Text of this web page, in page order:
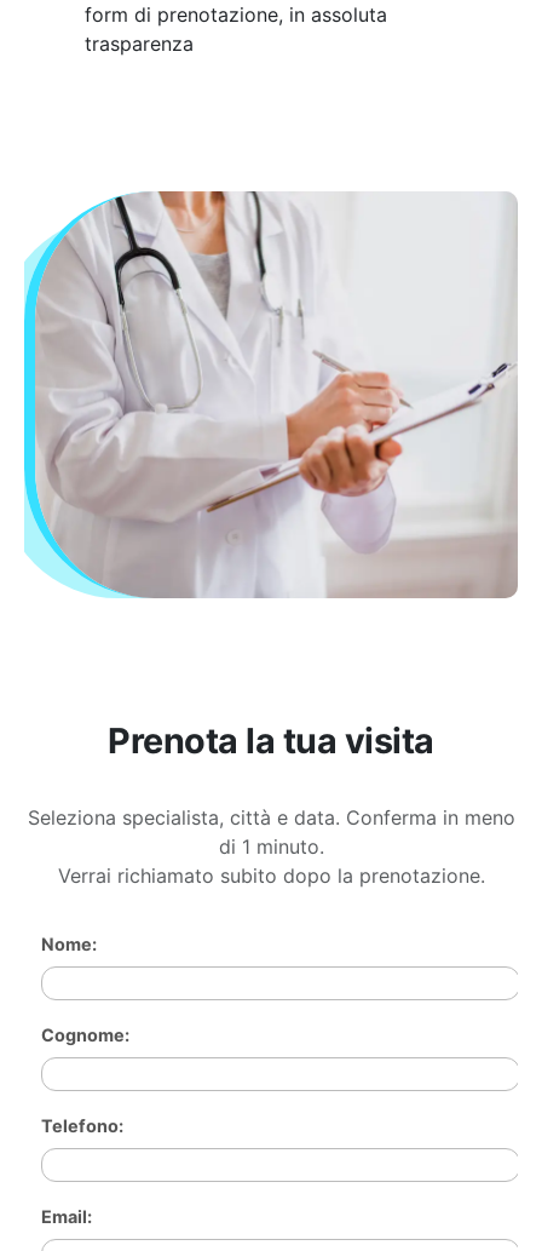
form di prenotazione, in assoluta
trasparenza
Prenota la tua visita
Seleziona specialista, città e data. Conferma in meno
di 1 minuto.
Verrai richiamato subito dopo la prenotazione.
Nome:
Cognome:
Telefono:
Email: